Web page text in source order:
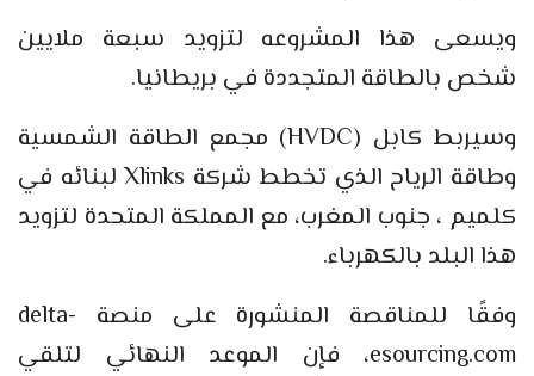
ويسعى هذا المشروعه لتزويد سبعة ملايين
شخص بالطاقة المتجددة في بريطانيا.
وسيربط كابل (HVDC) مجمع الطاقة الشمسية
وطاقة الرياح الذي تخطط شركة Xlinks لبنائه في
كلميم ، جنوب المغرب، مع المملكة المتحدة لتزويد
هذا البلد بالكهرباء.
وفقًا للمناقصة المنشورة على منصة delta-
esourcing.com، فإن الموعد النهائي لتلقي